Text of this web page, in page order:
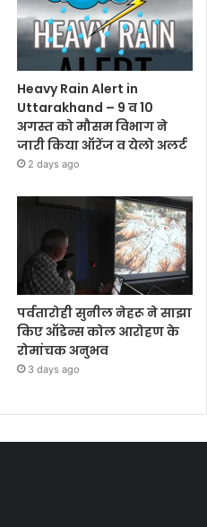
Heavy Rain Alert in
Uttarakhand – 9 व 10
अगस्त को मौसम विभाग ने
जारी किया ऑरेंज व येलो अलर्ट
2 days ago
पर्वतारोही सुनील नेहरू ने साझा
किए ऑडेन्स कोल आरोहण के
रोमांचक अनुभव
3 days ago